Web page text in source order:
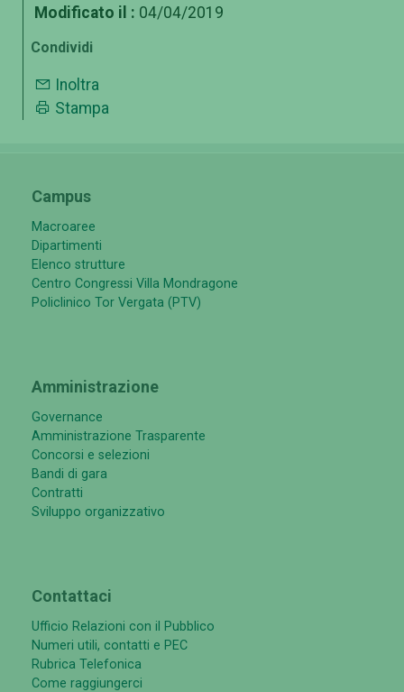
Modificato il : 04/04/2019
Condividi
Inoltra
Stampa
Campus
Macroaree
Dipartimenti
Elenco strutture
Centro Congressi Villa Mondragone
Policlinico Tor Vergata (PTV)
Amministrazione
Governance
Amministrazione Trasparente
Concorsi e selezioni
Bandi di gara
Contratti
Sviluppo organizzativo
Contattaci
Ufficio Relazioni con il Pubblico
Numeri utili, contatti e PEC
Rubrica Telefonica
Come raggiungerci